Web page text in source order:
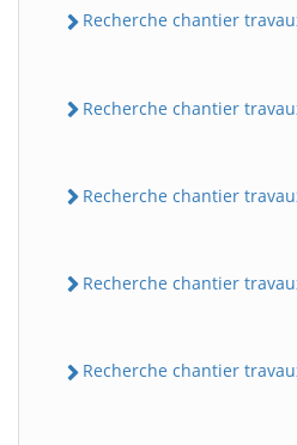
Recherche chantier
Recherche chantier
Recherche chantier
Recherche chantier
Recherche chantier